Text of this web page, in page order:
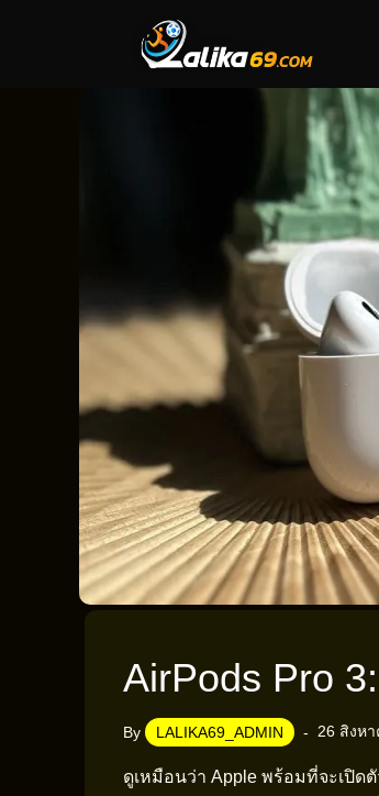
AirPods Pro
By LALIKA69_ADMIN 26 สิงห
ดูเหมือนว่า Apple พร้อมที่จะเปิด